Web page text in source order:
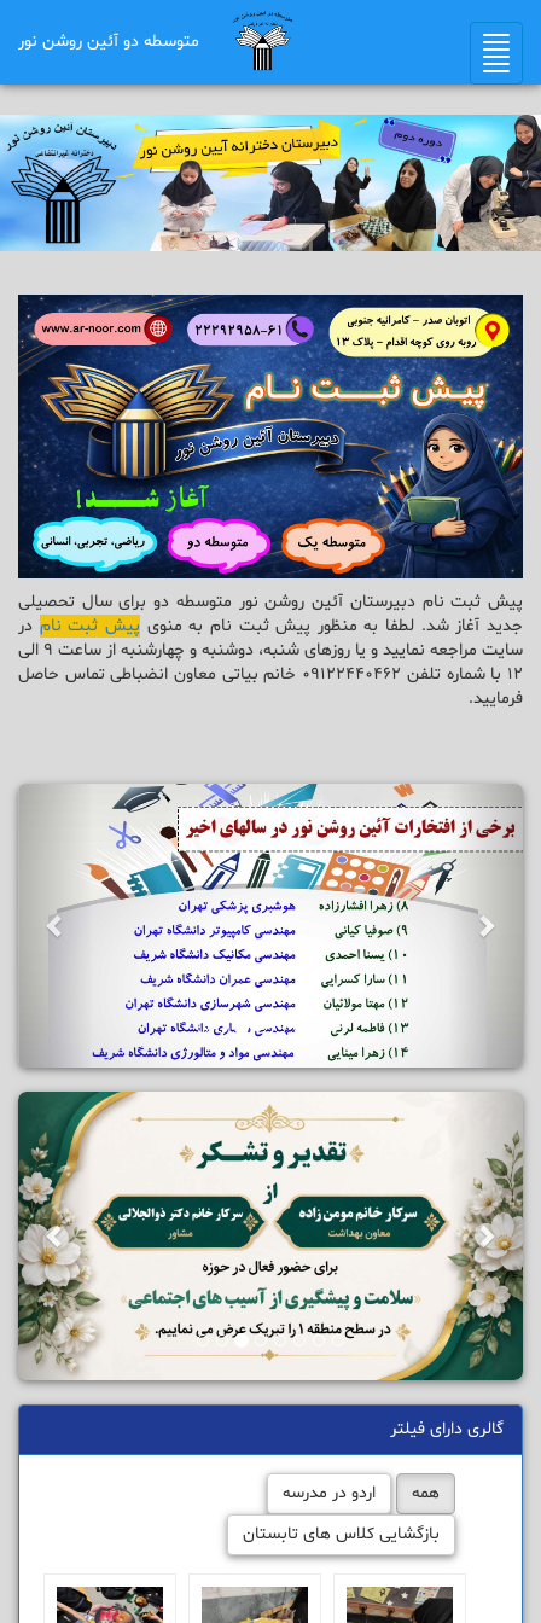
Toggle
navigation
متوسطه دو آئین روشن نور
پیش ثبت نام دبیرستان آئین روشن نور متوسطه دو برای سال تحصیلی
جدید آغاز شد. لطفا به منظور پیش ثبت نام به منوی پیش ثبت نام در
سایت مراجعه نمایید و یا روزهای شنبه، دوشنبه و چهارشنبه از ساعت 9 الی
12 با شماره تلفن 09122440462 خانم بیاتی معاون انضباطی تماس حاصل
فرمایید.
گالری دارای فیلتر
همه
اردو در مدرسه
بازگشایی کلاس های تابستان